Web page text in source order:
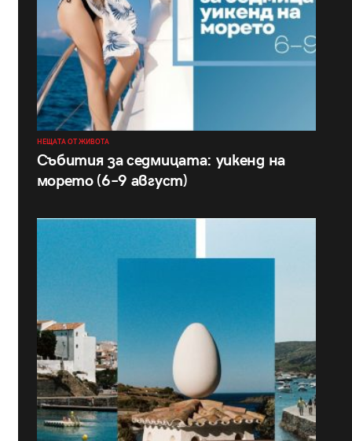
НЕЩАТА ОТ ЖИВОТА
Събития за седмицата: уикенд на
морето (6–9 август)